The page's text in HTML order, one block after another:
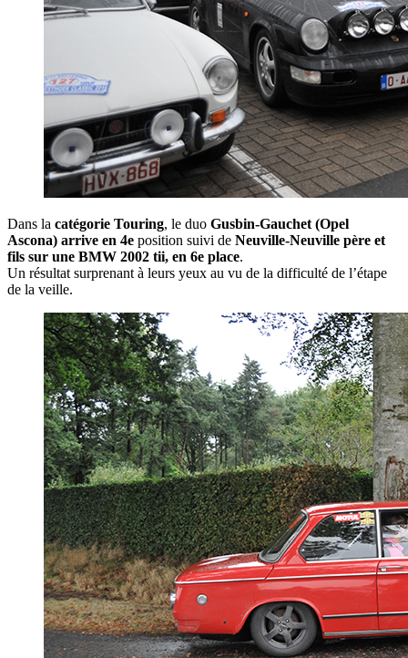
Dans la catégorie Touring, le duo Gusbin-Gauchet (Opel
Ascona) arrive en 4e position suivi de Neuville-Neuville père et
fils sur une BMW 2002 tii, en 6e place.
Un résultat surprenant à leurs yeux au vu de la difficulté de l’étape
de la veille.